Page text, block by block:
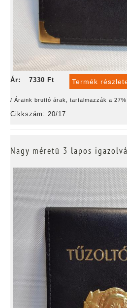
Ár: 7330 Ft Termék
/ Áraink bruttó árak, tartalmazzák a
Cikkszám: 20/17
Nagy méretű 3 lapos